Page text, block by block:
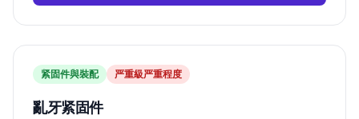
紧固件與裝配 严重級严重程度
亂牙紧固件